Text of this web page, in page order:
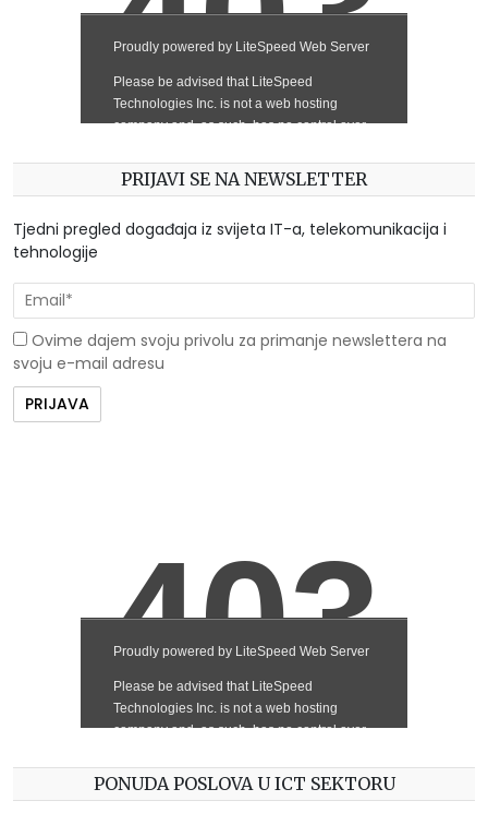
PRIJAVI SE NA NEWSLETTER
Tjedni pregled događaja iz svijeta IT-a, telekomunikacija i
tehnologije
Ovime dajem svoju privolu za primanje newslettera na
svoju e-mail adresu
PONUDA POSLOVA U ICT SEKTORU